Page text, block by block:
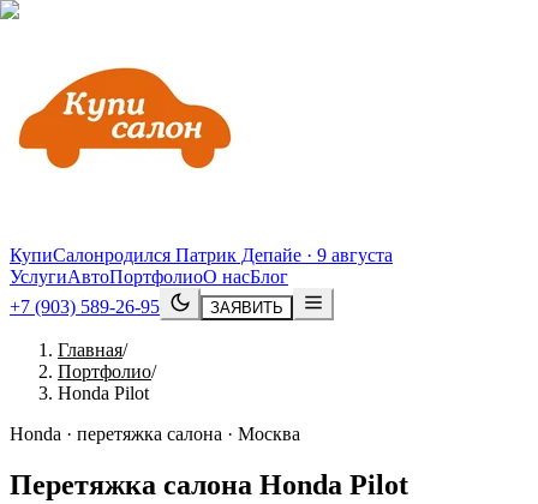
КупиСалонродился Патрик Депайе · 9 августа
УслугиАвтоПортфолиоО насБлог
+7 (903) 589-26-95
ЗАЯВИТЬ
Главная/
Портфолио/
Honda Pilot
Honda · перетяжка салона · Москва
Перетяжка салона Honda Pilot